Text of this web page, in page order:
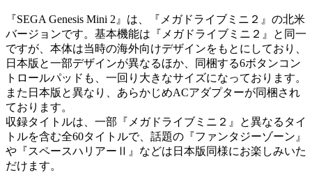
『SEGA Genesis Mini 2』は、『メガドライブミニ２』の北米
バージョンです。基本機能は『メガドライブミニ２』と同一
ですが、本体は当時の海外向けデザインをもとにしており、
日本版と一部デザインが異なるほか、同梱する6ボタンコン
トロールパッドも、一回り大きなサイズになっております。
また日本版と異なり、あらかじめACアダプターが同梱され
ております。
収録タイトルは、一部『メガドライブミニ２』と異なるタイ
トルを含む全60タイトルで、話題の『ファンタジーゾーン』
や『スペースハリアーⅡ』などは日本版同様にお楽しみいた
だけます。